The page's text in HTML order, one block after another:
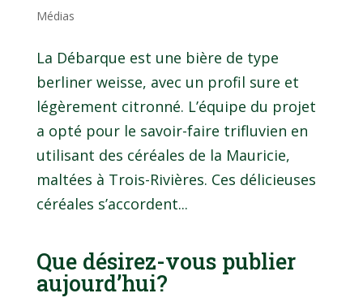
Médias
La Débarque est une bière de type
berliner weisse, avec un profil sure et
légèrement citronné. L’équipe du projet
a opté pour le savoir-faire trifluvien en
utilisant des céréales de la Mauricie,
maltées à Trois-Rivières. Ces délicieuses
céréales s’accordent...
Que désirez-vous publier
aujourd’hui?